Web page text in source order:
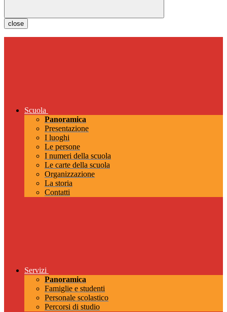
close
Scuola
Panoramica
Presentazione
I luoghi
Le persone
I numeri della scuola
Le carte della scuola
Organizzazione
La storia
Contatti
Servizi
Panoramica
Famiglie e studenti
Personale scolastico
Percorsi di studio